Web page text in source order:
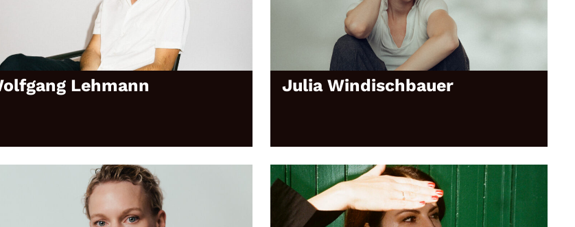
Lehmann Julia Windischbauer